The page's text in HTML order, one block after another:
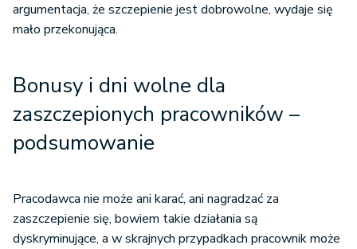
argumentacja, że szczepienie jest dobrowolne, wydaje się
mało przekonująca.
Bonusy i dni wolne dla
zaszczepionych pracowników –
podsumowanie
Pracodawca nie może ani karać, ani nagradzać za
zaszczepienie się, bowiem takie działania są
dyskryminujące, a w skrajnych przypadkach pracownik może